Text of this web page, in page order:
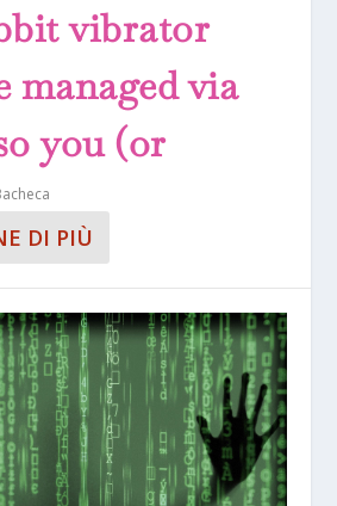
vibrator
managed via
you (or
DI PIÙ